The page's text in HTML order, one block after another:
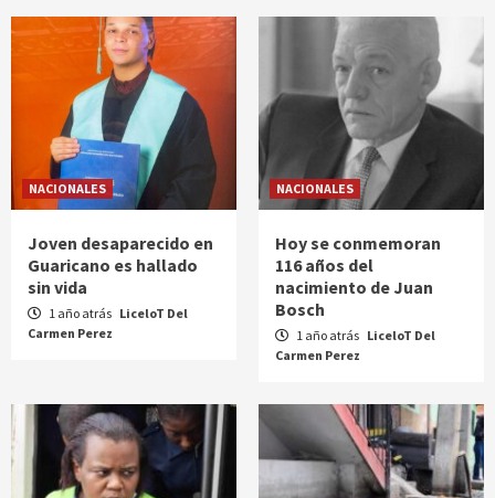
NACIONALES
Joven desaparecido en
Guaricano es hallado
sin vida
1 año atrás LiceloT Del
Carmen Perez
NACIONALES
Hoy se conmemoran
116 años del
nacimiento de Juan
Bosch
1 año atrás LiceloT Del
Carmen Perez